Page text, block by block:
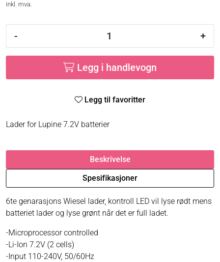
inkl. mva.
- +
Legg i handlevogn
Legg til favoritter
Lader for Lupine 7.2V batterier
Beskrivelse
Spesifikasjoner
6te genarasjons Wiesel lader, kontroll LED vil lyse rødt mens
batteriet lader og lyse grønt når det er full ladet.
-Microprocessor controlled
-Li-Ion 7.2V (2 cells)
-Input 110-240V, 50/60Hz